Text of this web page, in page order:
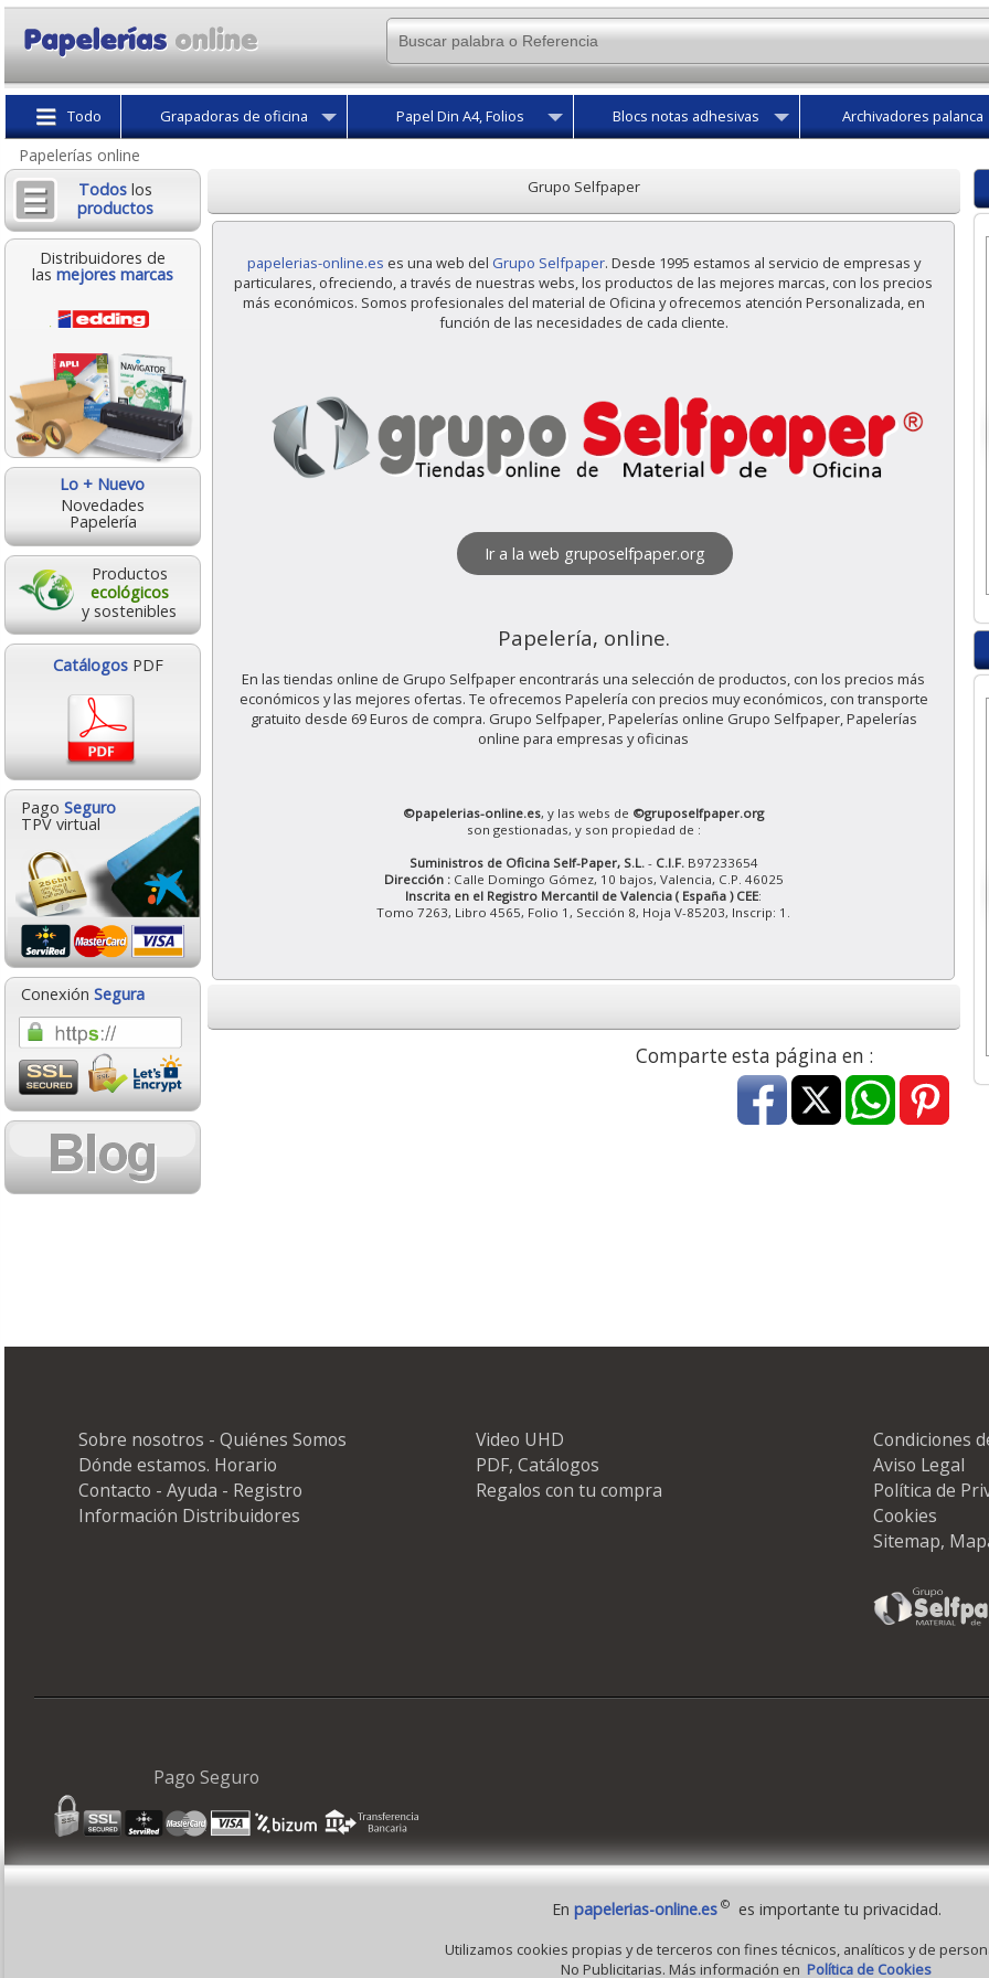
Todo Grapadoras de oficina Papel Din A4, Folios Blocs notas adhesivas Archivadores palanca
Papelerías online
Todos los
productos
Distribuidores de
las mejores marcas
Lo + Nuevo
Novedades
Papelería
Productos
ecológicos
y sostenibles
CatálogosPDF
Pago Seguro
TPV virtual
Conexión Segura
Grupo Selfpaper
papelerias-online.es es una web del Grupo Selfpaper. Desde 1995 estamos al servicio de empresas y
particulares, ofreciendo, a través de nuestras webs, los productos de las mejores marcas, con los precios
más económicos. Somos profesionales del material de Oficina y ofrecemos atención Personalizada, en
función de las necesidades de cada cliente.
Ir a la web gruposelfpaper.org
Papelería, online.
En las tiendas online de Grupo Selfpaper encontrarás una selección de productos, con los precios más
económicos y las mejores ofertas. Te ofrecemos Papelería con precios muy económicos, con transporte
gratuito desde 69 Euros de compra. Grupo Selfpaper, Papelerías online Grupo Selfpaper, Papelerías
online para empresas y oficinas
©papelerias-online.es, y las webs de ©gruposelfpaper.org
son gestionadas, y son propiedad de :
Suministros de Oficina Self-Paper, S.L.- C.I.F.B97233654
Dirección : Calle Domingo Gómez, 10 bajos, Valencia, C.P. 46025
Inscrita en el Registro Mercantil de Valencia ( España ) CEE:
Tomo 7263, Libro 4565, Folio 1, Sección 8, Hoja V-85203, Inscrip: 1.
Comparte esta página en :
Sobre nosotros - Quiénes Somos
Dónde estamos. Horario
Contacto - Ayuda - Registro
Información Distribuidores
Video UHD
PDF, Catálogos
Regalos con tu compra
Condiciones
Aviso Legal
Política de
Cookies
Sitemap,
Pago Seguro
© 1995 - 2026 Grupo Selfpaper. Todos los derechos reservados
En papelerias-online.es©es importante tu privacidad.
Utilizamos cookies propias y de terceros con fines técnicos, analíticos y de
No Publicitarias. Más información enPolítica de Cookies